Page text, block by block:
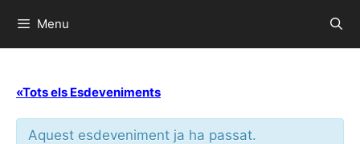
Menu
«Tots els Esdeveniments
Aquest esdeveniment ja ha passat.